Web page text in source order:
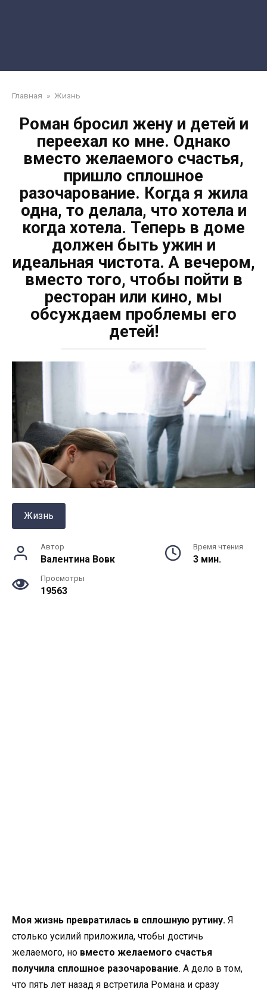
Главная » Жизнь
Роман бросил жену и детей и
переехал ко мне. Однако
вместо желаемого счастья,
пришло сплошное
разочарование. Когда я жила
одна, то делала, что хотела и
когда хотела. Теперь в доме
должен быть ужин и
идеальная чистота. А вечером,
вместо того, чтобы пойти в
ресторан или кино, мы
обсуждаем проблемы его
детей!
Жизнь
Автор
Валентина Вовк
Время чтения
3 мин.
Просмотры
19563
Моя жизнь превратилась в сплошную рутину. Я
столько усилий приложила, чтобы достичь
желаемого, но вместо желаемого счастья
получила сплошное разочарование. А дело в том,
что пять лет назад я встретила Романа и сразу